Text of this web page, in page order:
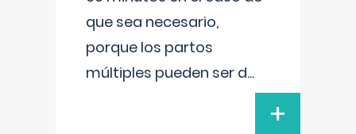
que sea necesario,
porque los partos
múltiples pueden ser d...
+